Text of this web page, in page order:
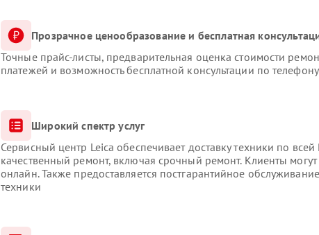
Прозрачное ценообразование и бесплатная
Точные прайс-листы, предварительная оценка стоимости
платежей и возможность бесплатной консультации по
Широкий спектр услуг
Сервисный центр Leica обеспечивает доставку техники по
качественный ремонт, включая срочный ремонт. Клиенты могут
онлайн. Также предоставляется постгарантийное
техники